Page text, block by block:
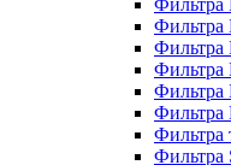
Фильтра
Фильтра
Фильтра
Фильтра
Фильтра
Фильтра
Фильтра
Фильтра